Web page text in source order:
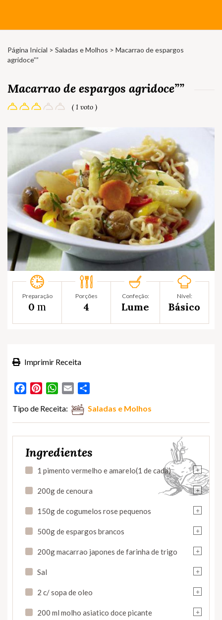
Página Inicial > Saladas e Molhos > Macarrao de espargos
agridoce””
Macarrao de espargos agridoce””
( 1 voto )
Preparação
0 m
Porções
4
Confeção:
Lume
Nível:
Básico
Imprimir Receita
FacebookPinterestWhatsApp
Email
Tipo de Receita: Saladas e Molhos
Ingredientes
+
1 pimento vermelho e amarelo(1 de cada)
+
200g de cenoura
+
150g de cogumelos rose pequenos
+
500g de espargos brancos
+
200g macarrao japones de farinha de trigo
+
Sal
+
2 c/ sopa de oleo
+
200 ml molho asiatico doce picante